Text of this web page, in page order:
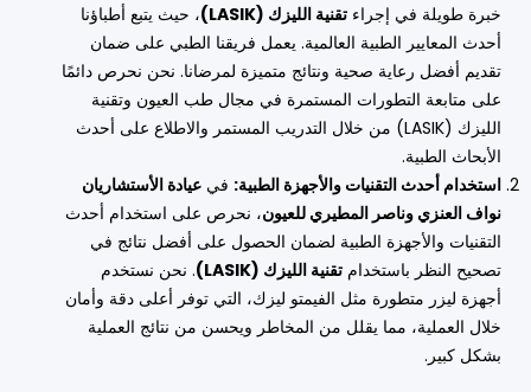
خبرة طويلة في إجراء تقنية الليزك (LASIK)
، حيث يتبع أطباؤنا
أحدث المعايير الطبية العالمية. يعمل فريقنا الطبي على ضمان
تقديم أفضل رعاية صحية ونتائج متميزة لمرضانا. نحن نحرص دائمًا
على متابعة التطورات المستمرة في مجال طب العيون وتقنية
الليزك (LASIK) من خلال التدريب المستمر والاطلاع على أحدث
الأبحاث الطبية.
استخدام أحدث التقنيات والأجهزة الطبية: في عيادة الأستشاريان
نواف العنزي وناصر المطيري للعيون، نحرص على استخدام أحدث
التقنيات والأجهزة الطبية لضمان الحصول على أفضل نتائج في
تصحيح النظر باستخدام تقنية الليزك (LASIK)
. نحن نستخدم
أجهزة ليزر متطورة مثل الفيمتو ليزك، التي توفر أعلى دقة وأمان
خلال العملية، مما يقلل من المخاطر ويحسن من نتائج العملية
بشكل كبير.